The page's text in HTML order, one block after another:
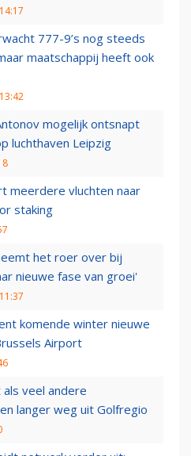
777-9’s nog steeds
maatschappij heeft ook
mogelijk ontsnapt
luchthaven Leipzig
meerdere vluchten naar
staking
het roer over bij
nieuwe fase van groei'
komende winter nieuwe
Airport
veel andere
langer weg uit Golfregio